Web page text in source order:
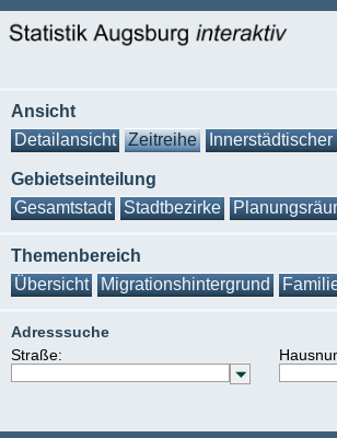
Ansicht
Detailansicht
Zeitreihe
Gebietseinteilung
Gesamtstadt
Stadtbezirke
Themenbereich
Übersicht
Migrationshintergrund
Adresssuche
Straße: